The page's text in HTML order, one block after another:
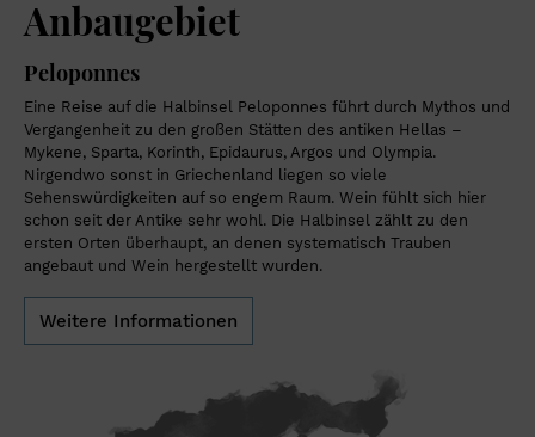
Anbaugebiet
Peloponnes
Eine Reise auf die Halbinsel Peloponnes führt durch Mythos und
Vergangenheit zu den großen Stätten des antiken Hellas –
Mykene, Sparta, Korinth, Epidaurus, Argos und Olympia.
Nirgendwo sonst in Griechenland liegen so viele
Sehenswürdigkeiten auf so engem Raum. Wein fühlt sich hier
schon seit der Antike sehr wohl. Die Halbinsel zählt zu den
ersten Orten überhaupt, an denen systematisch Trauben
angebaut und Wein hergestellt wurden.
Weitere Informationen